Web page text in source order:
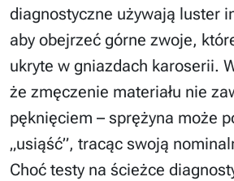
diagnostyczne używają luster
aby obejrzeć górne zwoje,
ukryte w gniazdach karoserii.
że zmęczenie materiału nie
pęknięciem – sprężyna może
„usiąść”, tracąc swoją
Choć testy na ścieżce